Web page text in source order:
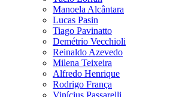
Manoela Alcântara
Lucas Pasin
Tiago Pavinatto
Demétrio Vecchioli
Reinaldo Azevedo
Milena Teixeira
Alfredo Henrique
Rodrigo França
Vinícius Passarelli